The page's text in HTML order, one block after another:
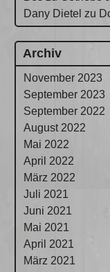
Dany Dietel zu
Archiv
November 2023
September 2023
September 2022
August 2022
Mai 2022
April 2022
März 2022
Juli 2021
Juni 2021
Mai 2021
April 2021
März 2021